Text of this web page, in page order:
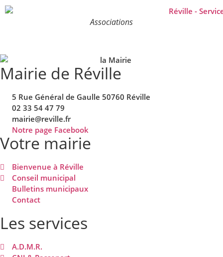
Associations
Mairie de Réville
5 Rue Général de Gaulle 50760 Réville
02 33 54 47 79
mairie@reville.fr
Notre page Facebook
Votre mairie
Bienvenue à Réville
Conseil municipal
Bulletins municipaux
Contact
Les services
A.D.M.R.